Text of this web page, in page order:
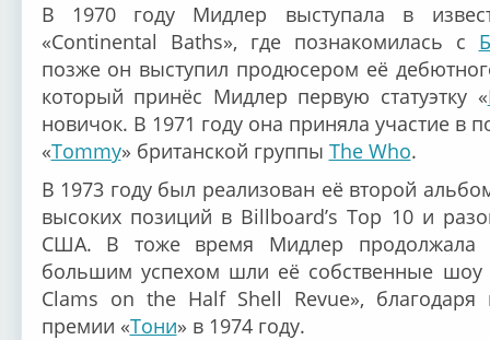
В 1970 году Мидлер выступала в
«Continental Baths», где познакомилась с
позже он выступил продюсером её
который принёс Мидлер первую статуэтку «
новичок. В 1971 году она приняла участие в
«Tommy» британской группы The Who.
В 1973 году был реализован её второй
высоких позиций в Billboard’s Top 10 и
США. В тоже время Мидлер продолжала
большим успехом шли её собственные шоу
Clams on the Half Shell Revue», благодаря
премии «Тони» в 1974 году.